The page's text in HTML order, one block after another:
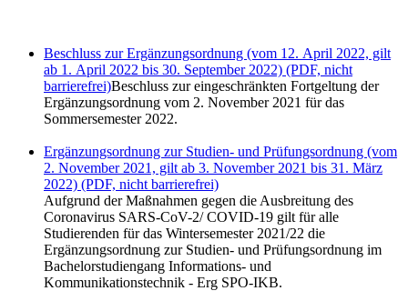
Beschluss zur Ergänzungsordnung (vom 12. April 2022, gilt
ab 1. April 2022 bis 30. September 2022) (PDF, nicht
barrierefrei)Beschluss zur eingeschränkten Fortgeltung der
Ergänzungsordnung vom 2. November 2021 für das
Sommersemester 2022.
Ergänzungsordnung zur Studien- und Prüfungsordnung (vom
2. November 2021, gilt ab 3. November 2021 bis 31. März
2022) (PDF, nicht barrierefrei)
Aufgrund der Maßnahmen gegen die Ausbreitung des
Coronavirus SARS-CoV-2/ COVID-19 gilt für alle
Studierenden für das Wintersemester 2021/22 die
Ergänzungsordnung zur Studien- und Prüfungsordnung im
Bachelorstudiengang Informations- und
Kommunikationstechnik - Erg SPO-IKB.